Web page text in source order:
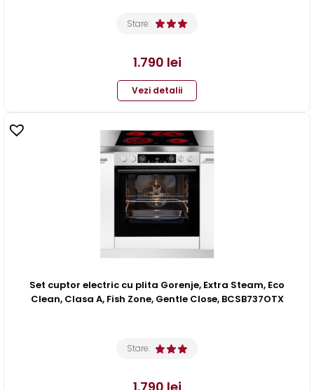
Stare:
1.790 lei
Vezi detalii
Set cuptor electric cu plita Gorenje, Extra Steam, Eco
Clean, Clasa A, Fish Zone, Gentle Close, BCSB737OTX
Stare: